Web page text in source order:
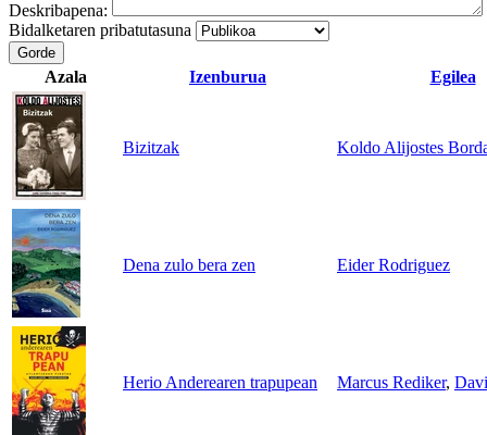
Deskribapena:
Bidalketaren pribatutasuna
Gorde
Azala Izenburua Egilea
Bizitzak Koldo Alijostes
Dena zulo bera zen Eider Rodriguez
Herio Anderearen trapupean Marcus Rediker,